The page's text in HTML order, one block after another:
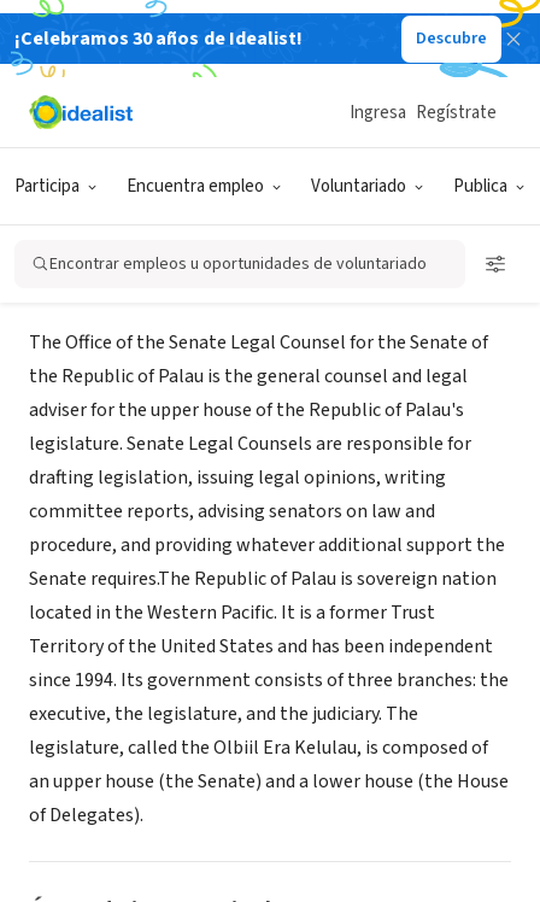
¡Celebramos 30 años de Idealist! Descubre
Participa Encuentra empleo Voluntariado Publica
Ingresa Regístrate
Encontrar empleos u oportunidades de voluntariado
GOBIERNO
Office of the Senate Legal Counsel
for the Republic of Palau
Koror State, 150, Palaos
Acerca de
The Office of the Senate Legal Counsel for the Senate of
the Republic of Palau is the general counsel and legal
adviser for the upper house of the Republic of Palau's
legislature. Senate Legal Counsels are responsible for
drafting legislation, issuing legal opinions, writing
committee reports, advising senators on law and
procedure, and providing whatever additional support the
Senate requires.The Republic of Palau is sovereign nation
located in the Western Pacific. It is a former Trust
Territory of the United States and has been independent
since 1994. Its government consists of three branches: the
executive, the legislature, and the judiciary. The
legislature, called the Olbiil Era Kelulau, is composed of
an upper house (the Senate) and a lower house (the House
of Delegates).